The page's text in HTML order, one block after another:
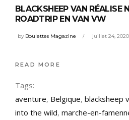
BLACKSHEEP VAN RÉALISE
ROADTRIP EN VAN VW
by Boulettes Magazine juillet 24, 2020
READ MORE
Tags:
aventure, Belgique, blacksheep
into the wild, marche-en-